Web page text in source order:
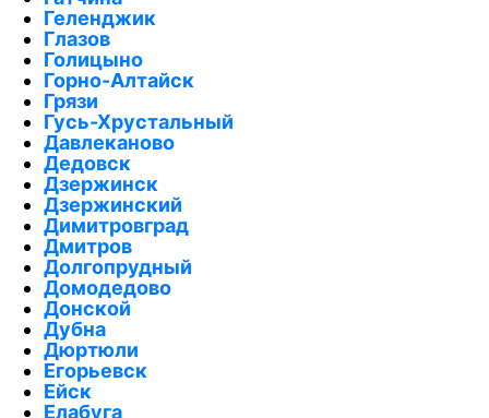
Геленджик
Глазов
Голицыно
Горно-Алтайск
Грязи
Гусь-Хрустальный
Давлеканово
Дедовск
Дзержинск
Дзержинский
Димитровград
Дмитров
Долгопрудный
Домодедово
Донской
Дубна
Дюртюли
Егорьевск
Ейск
Елабуга